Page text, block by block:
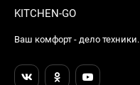
KITCHEN-GO
Ваш комфорт - дело техники.